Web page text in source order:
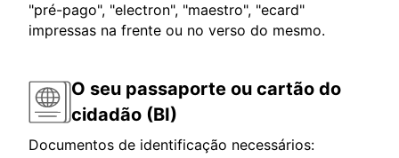
"pré-pago", "electron", "maestro", "ecard"
impressas na frente ou no verso do mesmo.
O seu passaporte ou cartão do
cidadão (BI)
Documentos de identificação necessários: